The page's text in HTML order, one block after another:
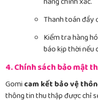
Thanh toán đầy
Kiểm tra hàng
báo kịp thời nếu
4. Chính sách bảo mật
Gomicam kết bảo vệ
thông tin thu thập được chỉ